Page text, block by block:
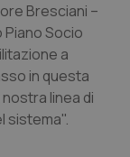
Bresciani –
Socio
a
in questa
linea di
sistema".